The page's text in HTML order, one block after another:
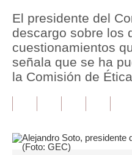
Política
Tu Dinero
Finanzas Personales
Plus G
Opinión
El presidente del
descargo sobre los
cuestionamientos
señala que se ha
la Comisión de